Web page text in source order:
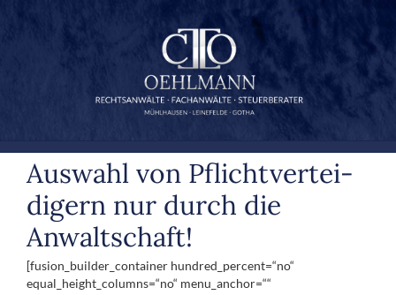
Auswahl von Pflicht­ver­tei­
digern nur durch die
Anwalt­schaft!
[fusion_builder_container hundred_percent=“no“
equal_height_columns=“no“ menu_anchor=““